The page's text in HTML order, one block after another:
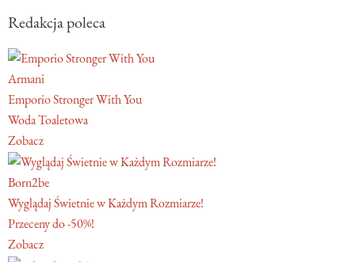
Redakcja poleca
Armani
Emporio Stronger With You
Woda Toaletowa
Zobacz
Born2be
Wyglądaj Świetnie w Każdym Rozmiarze!
Przeceny do -50%!
Zobacz